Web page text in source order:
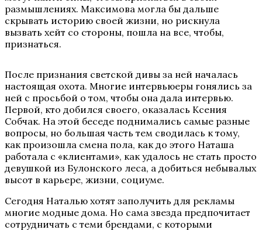
размышлениях. Максимова могла бы дальше
скрывать историю своей жизни, но рискнула
вызвать хейт со стороны, пошла на все, чтобы,
признаться.
После признания светской дивы за ней началась
настоящая охота. Многие интервьюеры гонялись за
ней с просьбой о том, чтобы она дала интервью.
Первой, кто добился своего, оказалась Ксения
Собчак. На этой беседе поднимались самые разные
вопросы, но большая часть тем сводилась к тому,
как произошла смена пола, как до этого Наташа
работала с «клиентами», как удалось не стать просто
девушкой из Булонского леса, а добиться небывалых
высот в карьере, жизни, социуме.
Сегодня Наталью хотят заполучить для рекламы
многие модные дома. Но сама звезда предпочитает
сотрудничать с теми брендами, с которыми